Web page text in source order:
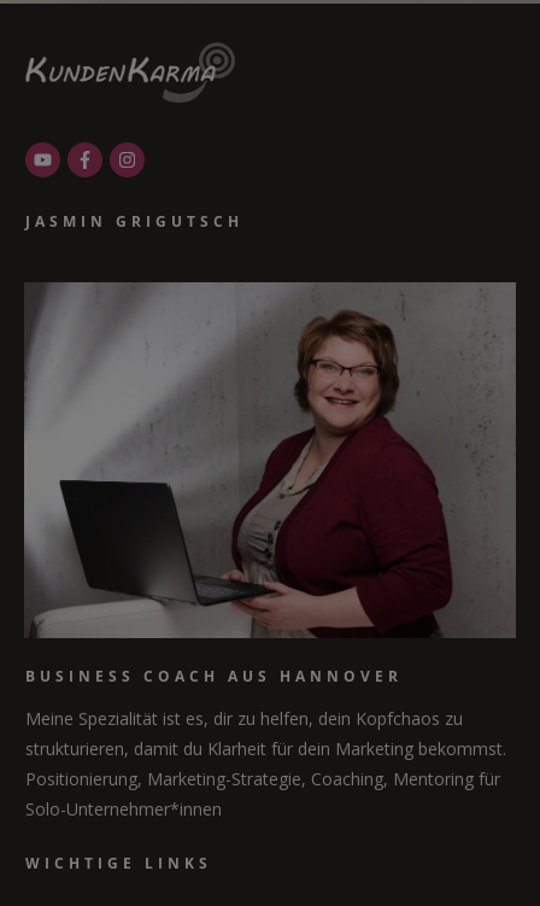
JASMIN GRIGUTSCH
BUSINESS COACH AUS HANNOVER
Meine Spezialität ist es, dir zu helfen, dein Kopfchaos zu
strukturieren, damit du Klarheit für dein Marketing bekommst.
Positionierung, Marketing-Strategie, Coaching, Mentoring für
Solo-Unternehmer*innen
WICHTIGE LINKS